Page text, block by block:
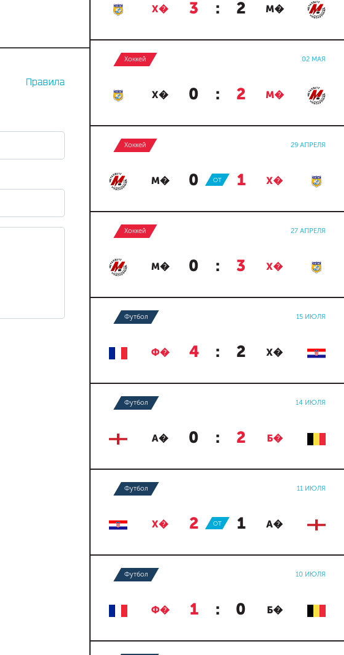
Правила
Х� 3 : 2 М�
Хоккей 02 МАЯ
Х� 0 : 2 М�
Хоккей 29 АПРЕЛЯ
М� 0 : 1 Х�
ОТ
Хоккей 27 АПРЕЛЯ
М� 0 : 3 Х�
Футбол 15 ИЮЛЯ
Ф� 4 : 2 Х�
Футбол 14 ИЮЛЯ
А� 0 : 2 Б�
Футбол 11 ИЮЛЯ
Х� 2 : 1 А�
ОТ
Футбол 10 ИЮЛЯ
Ф� 1 : 0 Б�